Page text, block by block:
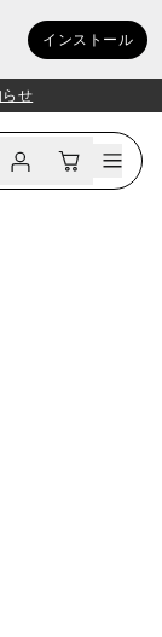
インストール
せ